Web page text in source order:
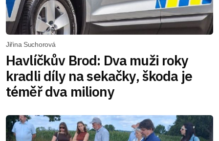
Jiřina Suchorová
Havlíčkův Brod: Dva muži roky
kradli díly na sekačky, škoda je
téměř dva miliony